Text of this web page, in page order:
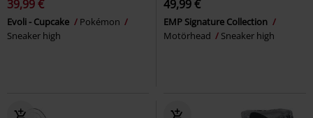
39,99 €
Evoli - Cupcake
Pokémon
Sneaker high
49,99 €
EMP Signature Collection
Motörhead
Sneaker high